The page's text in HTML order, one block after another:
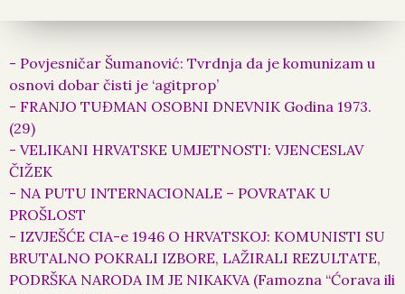
- Povjesničar Šumanović: Tvrdnja da je komunizam u
osnovi dobar čisti je ‘agitprop’
- FRANJO TUĐMAN OSOBNI DNEVNIK Godina 1973.
(29)
- VELIKANI HRVATSKE UMJETNOSTI: VJENCESLAV
ČIŽEK
- NA PUTU INTERNACIONALE – POVRATAK U
PROŠLOST
- IZVJEŠĆE CIA-e 1946 O HRVATSKOJ: KOMUNISTI SU
BRUTALNO POKRALI IZBORE, LAŽIRALI REZULTATE,
PODRŠKA NARODA IM JE NIKAKVA (Famozna “Ćorava ili